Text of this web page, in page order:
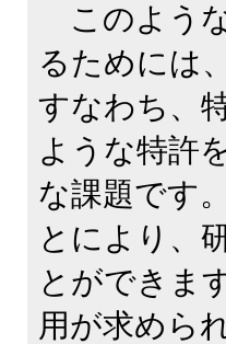
このよう
るためには
すなわち、
ような特許
な課題です
とにより、
とができま
用が求めら